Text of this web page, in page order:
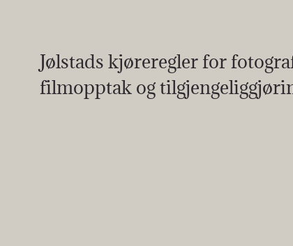
Jølstads kjøreregler for
filmopptak og